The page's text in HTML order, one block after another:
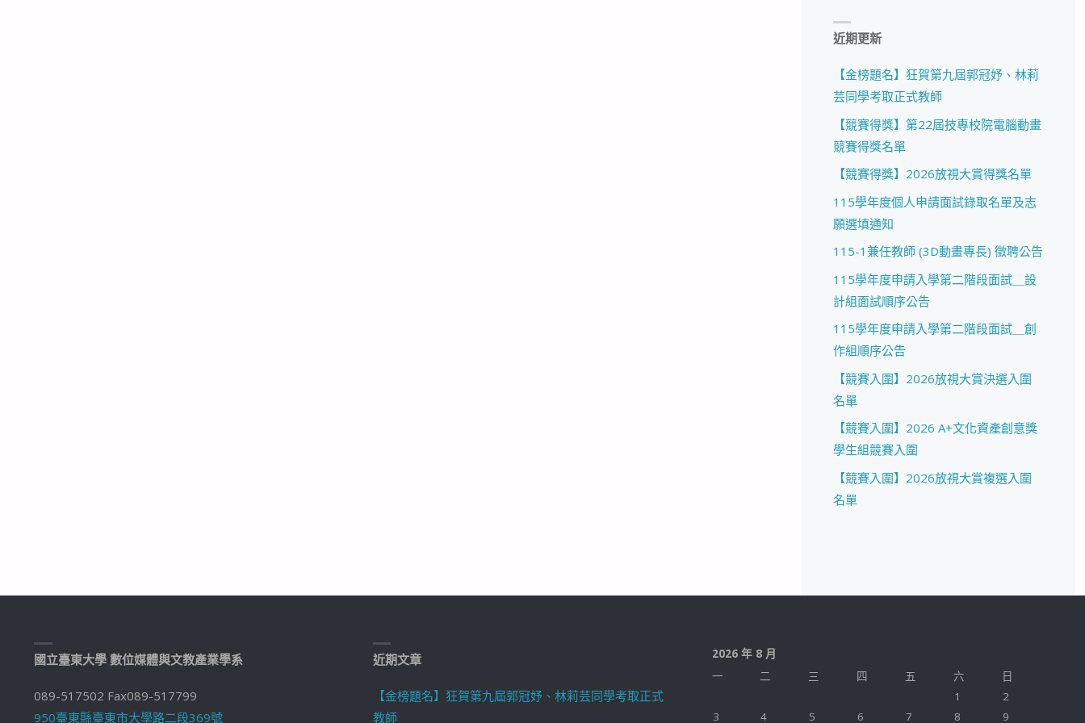
近期更新
【金榜題名】狂賀第九屆郭冠妤、林莉
芸同學考取正式教師
【競賽得獎】第22屆技專校院電腦動畫
競賽得獎名單
【競賽得獎】2026放視大賞得獎名單
115學年度個人申請面試錄取名單及志
願選填通知
115-1兼任教師 (3D動畫專長) 徵聘公告
115學年度申請入學第二階段面試＿設
計組面試順序公告
115學年度申請入學第二階段面試＿創
作組順序公告
【競賽入圍】2026放視大賞決選入圍
名單
【競賽入圍】2026 A+文化資產創意獎
學生組競賽入圍
【競賽入圍】2026放視大賞複選入圍
名單
國立臺東大學 數位媒體與文教產業學系
089-517502 Fax089-517799
950臺東縣臺東市大學路二段369號
近期文章
【金榜題名】狂賀第九屆郭冠妤、林莉芸同學考取正式
教師
2026 年 8 月
一
二 三 四 五 六
日
1
2
3
4 5 6 7 8 9